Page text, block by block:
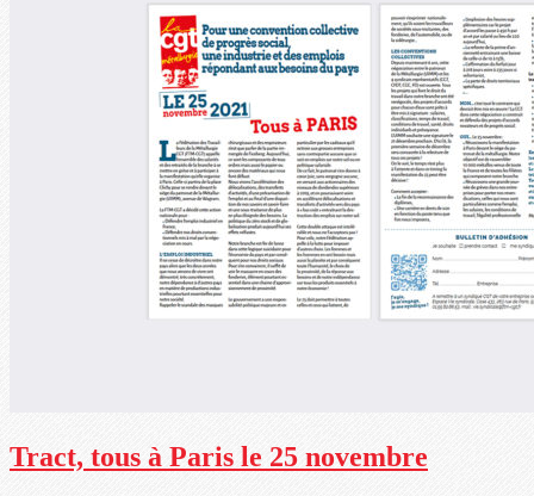
Tract, tous à Paris le 25 novembre